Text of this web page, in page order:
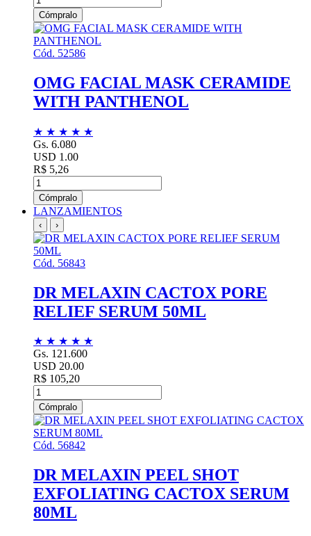
Cómpralo
Cód. 52586
OMG FACIAL MASK CERAMIDE
WITH PANTHENOL
★ ★ ★ ★ ★
Gs. 6.080
USD 1.00
R$ 5,26
Cómpralo
LANZAMIENTOS
‹ ›
Cód. 56843
DR MELAXIN CACTOX PORE
RELIEF SERUM 50ML
★ ★ ★ ★ ★
Gs. 121.600
USD 20.00
R$ 105,20
Cómpralo
Cód. 56842
DR MELAXIN PEEL SHOT
EXFOLIATING CACTOX SERUM
80ML